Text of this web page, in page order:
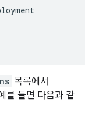
목록에서
를 들면 다음과 같